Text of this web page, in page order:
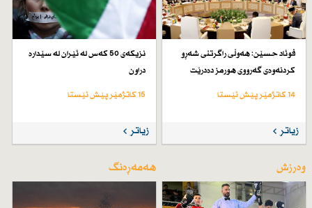
فوئاد حسێن: هەوڵی راگرتنی شەڕو
كردنەوەی گەرووی هورمز دەدرێت
14 کاتژمێر پێش ئێستا
زیاتر
نزیكەی 50 كەس لە ئێران لە سێدارە
دراون
15 کاتژمێر پێش ئێستا
زیاتر
وەرزش هەمەڕەنگ